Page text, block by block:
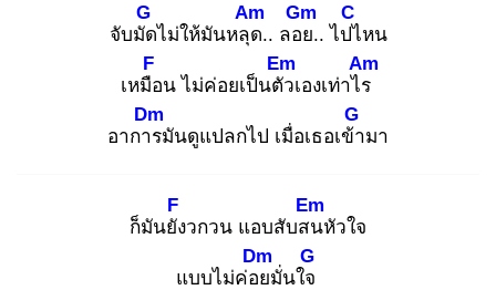
จับมัด
G
ไม่ให้มันหลุด
Am
.. ลอย
Gm
.. ไปไ
C
หน
เหมือ
F
น ไม่ค่อยเป็นตัว
Em
เองเท่าไร
Am
อาการ
Dm
มันดูแปลกไป เมื่อเธอเข้า
G
มา
ก็มันยัง
F
วกวน แอบสับสน
Em
หัวใจ
แบบไม่ค่อย
Dm
มั่นใจ
G